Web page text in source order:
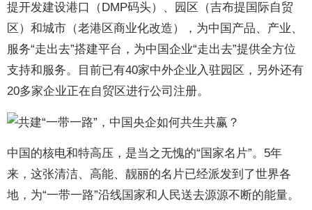
提开发建设港口（DMP码头）、园区（吉布提国际自贸
区）和城市（老港区商业化改造），为中国产品、产业、
服务“走出去”搭建平台，为中国企业“走出去”提供全方位
支持和服务。目前已有40家中外企业入驻园区，另外还有
20多家企业正在自贸区进行公司注册。
中国的核电和特高压，是当之无愧的“国家名片”。5年
来，这张清洁、高能、靓丽的名片已经派发到了世界各
地，为“一带一路”沿线国家和人民送去源源不断的能量。